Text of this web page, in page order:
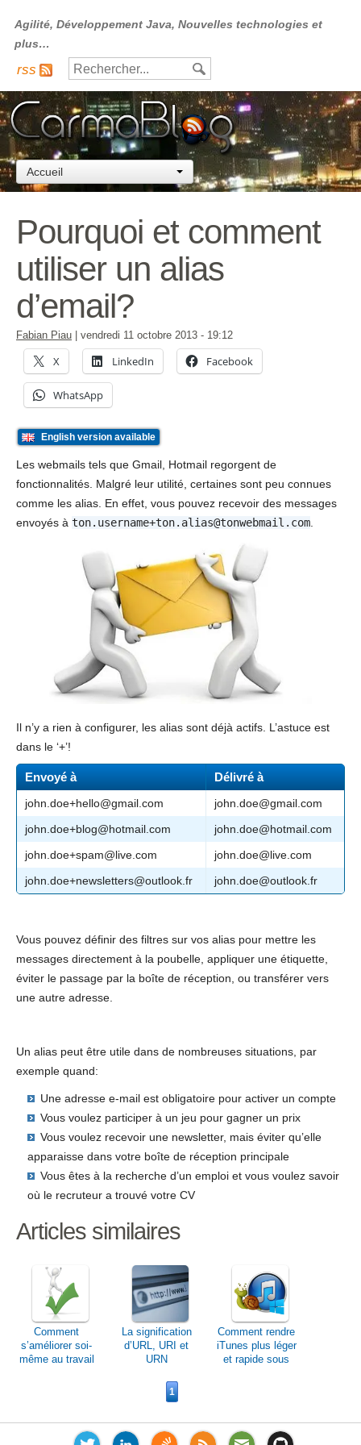
Agilité, Développement Java, Nouvelles technologies et
plus…
rss
Accueil
Pourquoi et comment
utiliser un alias
d’email?
Fabian Piau vendredi 11 octobre 2013 - 19:12
X LinkedIn Facebook
WhatsApp
English version available
Les webmails tels que Gmail, Hotmail regorgent de
fonctionnalités. Malgré leur utilité, certaines sont peu connues
comme les alias. En effet, vous pouvez recevoir des messages
envoyés à ton.username+ton.alias@tonwebmail.com
Il n’y a rien à configurer, les alias sont déjà actifs. L’astuce est
dans le ‘+’!
Envoyé à Délivré à
john.doe+hello@gmail.com
john.doe@gmail.com
john.doe+blog@hotmail.com
john.doe@hotmail.com
john.doe+spam@live.com
john.doe@live.com
john.doe+newsletters@outlook.fr
john.doe@outlook.fr
Vous pouvez définir des filtres sur vos alias pour mettre les
messages directement à la poubelle, appliquer une étiquette,
éviter le passage par la boîte de réception, ou transférer vers
une autre adresse.
Un alias peut être utile dans de nombreuses situations, par
exemple quand:
Une adresse e-mail est obligatoire pour activer un compte
Vous voulez participer à un jeu pour gagner un prix
Vous voulez recevoir une newsletter, mais éviter qu’elle
apparaisse dans votre boîte de réception principale
Vous êtes à la recherche d’un emploi et vous voulez savoir
où le recruteur a trouvé votre CV
Articles similaires
Comment
s’améliorer soi-
même au travail
La signification
d’URL, URI et
URN
Comment rendre
iTunes plus léger
et rapide sous
1